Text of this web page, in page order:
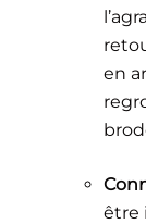
en
être